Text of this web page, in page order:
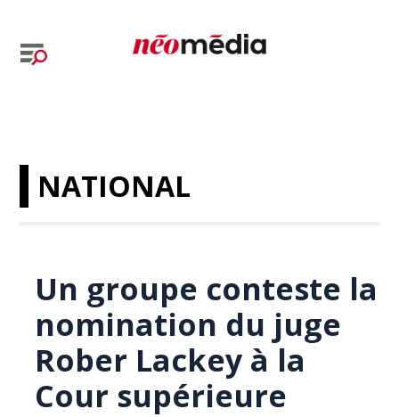
NATIONAL
Un groupe conteste la
nomination du juge
Rober Lackey à la
Cour supérieure